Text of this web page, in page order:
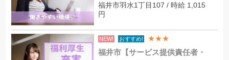
福井市羽水1丁目107 / 時給 1,015
円
NEW! おすすめ! ★★★
福井市【サービス提供責任者・